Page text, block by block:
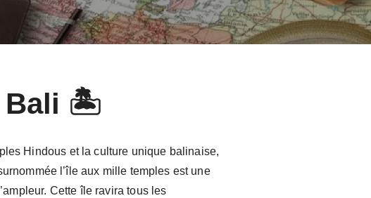
Bali 🏝️
Hindous et la culture unique balinaise,
l’île aux mille temples est une
Cette île ravira tous les